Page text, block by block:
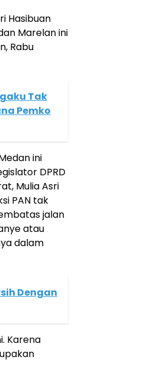
Hasibuan
Marelan ini
Rabu
Tak
Pemko
ini
DPRD
Mulia Asri
PAN tak
jalan
atau
dalam
Dengan
Karena